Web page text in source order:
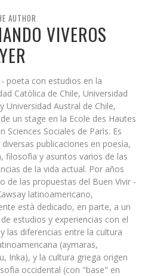
AUTHOR
VIVEROS
poeta con estudios en la
Catòlica de Chile, Universidad
Universidad Austral de Chile,
un stage en la Ecole des Hautes
Sciences Sociales de Parìs. Es
publicaciones en poesìa,
filosofìa y asuntos varios de las
de la vida actual. Por años
de las propuestas del Buen Vivir -
latinoamericano,
està dedicado, en parte, a un
estudios y experiencias con el
las diferencias entre la cultura
(aymaras,
Inka), y la cultura griega origen
occidental (con "base" en